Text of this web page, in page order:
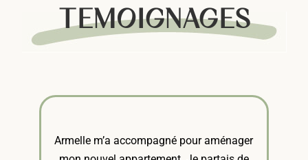
TEMOIGNAGES
Armelle m’a accompagné pour aménager